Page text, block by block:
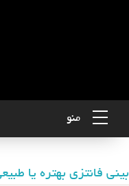
منو
بینی فانتزی بهتره یا